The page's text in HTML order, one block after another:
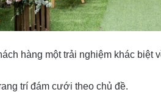
hàng một trải nghiệm khác biệt
trí đám cưới theo chủ đề.